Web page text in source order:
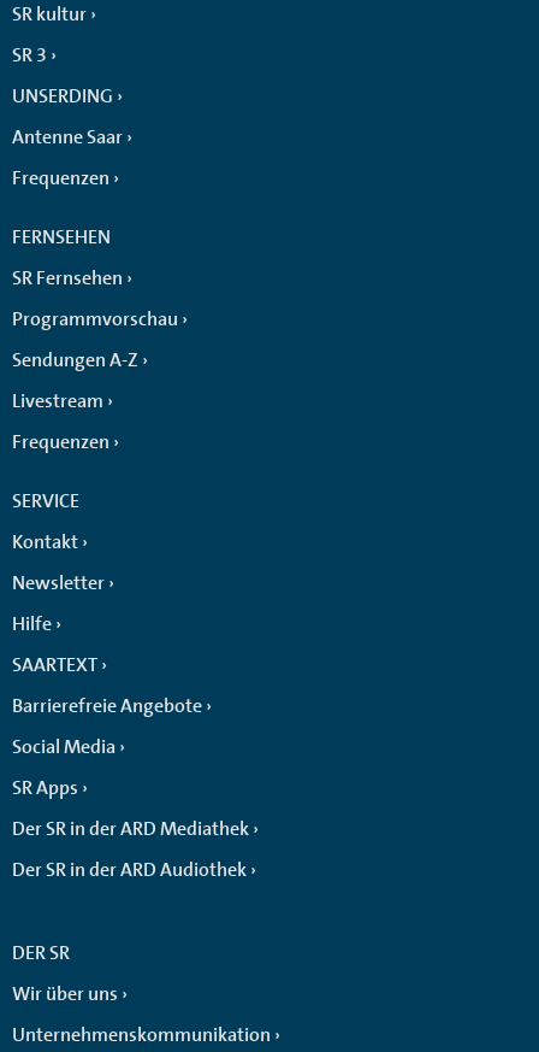
SR kultur
SR 3
UNSERDING
Antenne Saar
Frequenzen
FERNSEHEN
SR Fernsehen
Programmvorschau
Sendungen A-Z
Livestream
Frequenzen
SERVICE
Kontakt
Newsletter
Hilfe
SAARTEXT
Barrierefreie Angebote
Social Media
SR Apps
Der SR in der ARD Mediathek
Der SR in der ARD Audiothek
DER SR
Wir über uns
Unternehmenskommunikation